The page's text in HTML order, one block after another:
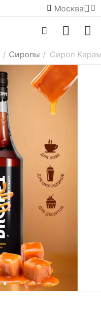
Москва
/ Сиропы / Сироп